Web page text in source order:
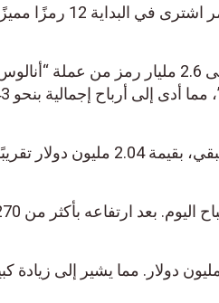
فقط. حيث تكشف البيانات الموجودة على السلسلة أن المستثمر
وقام بعد ذلك بتحويل الرموز الرقمية التي اشتراها من سولانا إلى 2.6 مليار رمز من
هذه المبادلة، باع
بيد أن المتداول يقوم أيضًا بتصفية 1.12 مليار رمز “أنالوس” المتبقي، بقيمة
ناحية أخرى، يقترب حجم تداول العملة البديلة أيضًا من 90 مليون دولار. مما يشير إلى